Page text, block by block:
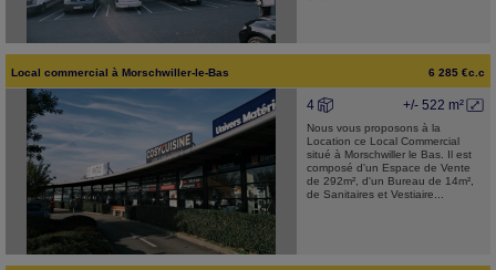
Local commercial à Morschwiller-le-Bas 6 285 €c.c
+/- 522 m²
4
Nous vous proposons à la
Location ce Local Commercial
situé à Morschwiller le Bas. Il est
composé d'un Espace de Vente
de 292m², d'un Bureau de 14m²,
de Sanitaires et Vestiaire...